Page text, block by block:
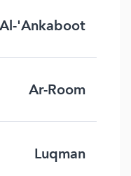
Al-'Ankaboot
Ar-Room
Luqman